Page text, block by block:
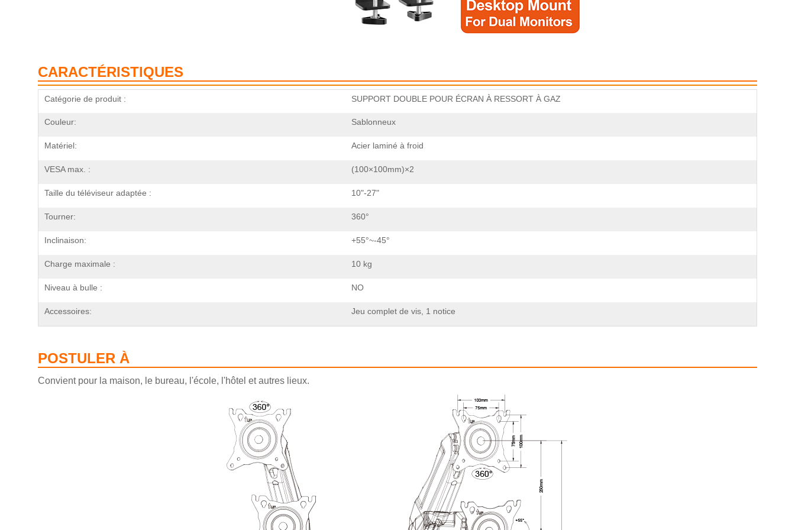
CARACTÉRISTIQUES
Catégorie de produit : SUPPORT DOUBLE POUR ÉCRAN À RESSORT À GAZ
Couleur: Sablonneux
Matériel: Acier laminé à froid
VESA max. : (100×100mm)×2
Taille du téléviseur adaptée : 10"-27"
Tourner: 360°
Inclinaison: +55°~-45°
Charge maximale : 10 kg
Niveau à bulle : NO
Accessoires: Jeu complet de vis, 1 notice
POSTULER À
Convient pour la maison, le bureau, l'école, l'hôtel et autres lieux.